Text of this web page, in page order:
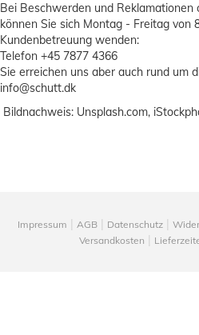
Bei Beschwerden und Reklamationen
können Sie sich Montag - Freitag von
Kundenbetreuung wenden:
Telefon +45 7877 4366
Sie erreichen uns aber auch rund um
info@schutt.dk
Bildnachweis: Unsplash.com,
Impressum AGB Datenschutz
Versandkosten